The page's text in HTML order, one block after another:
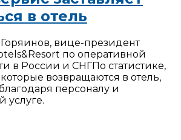
в отель
вице-президент
по оперативной
в России и СНГПо статистике,
которые возвращаются в отель,
персоналу и
услуге.